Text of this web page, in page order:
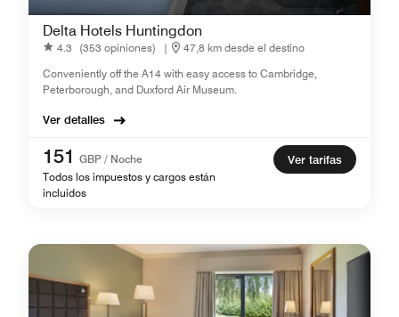
Delta Hotels Huntingdon
4.3 (353 opiniones) |
47,8 km desde el destino
Conveniently off the A14 with easy access to Cambridge,
Peterborough, and Duxford Air Museum.
Ver detalles
151 GBP / Noche
Todos los impuestos y cargos están
incluidos
Ver tarifas